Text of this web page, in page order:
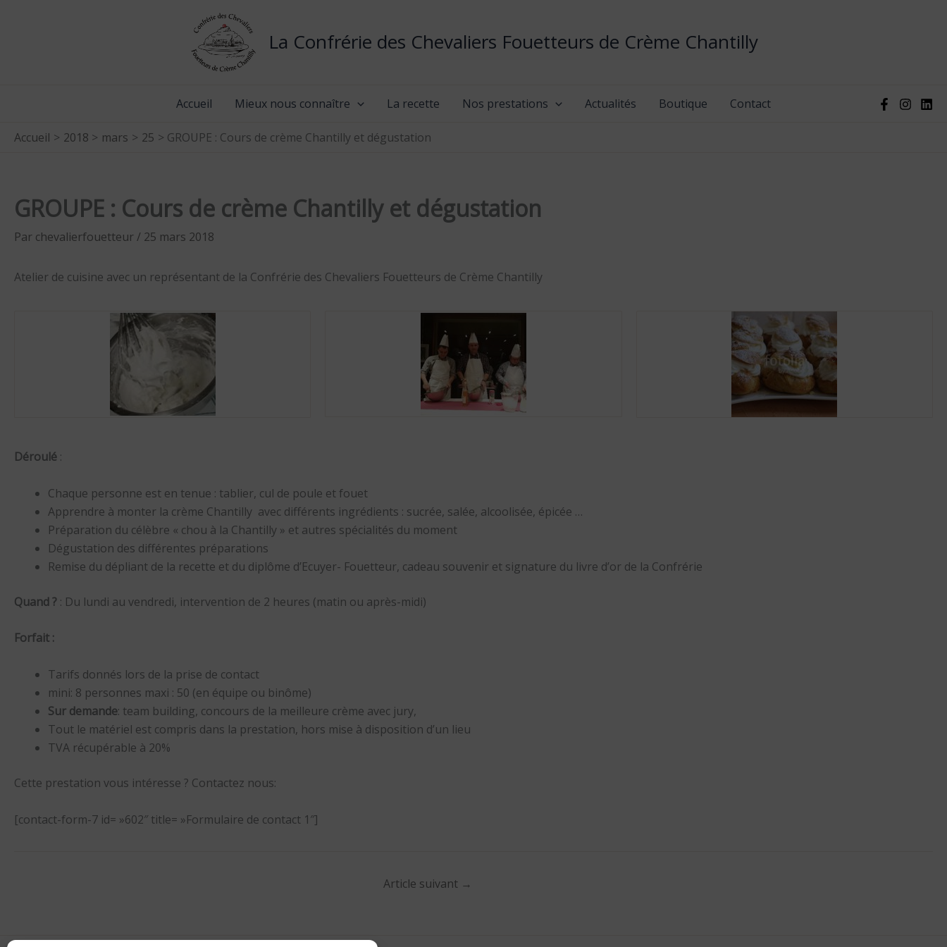
La Confrérie des Chevaliers Fouetteurs de Crème Chantilly
Accueil Mieux nous connaître La recette Nos prestations Actualités Boutique Contact
Accueil 2018 mars 25 GROUPE : Cours de crème Chantilly et dégustation
GROUPE : Cours de crème Chantilly et dégustation
Par chevalierfouetteur/ 25 mars 2018
Atelier de cuisine avec un représentant de la Confrérie des Chevaliers Fouetteurs de Crème Chantilly
Déroulé :
Chaque personne est en tenue : tablier, cul de poule et fouet
Apprendre à monter la crème Chantilly avec différents ingrédients : sucrée, salée, alcoolisée, épicée …
Préparation du célèbre « chou à la Chantilly » et autres spécialités du moment
Dégustation des différentes préparations
Remise du dépliant de la recette et du diplôme d’Ecuyer- Fouetteur, cadeau souvenir et signature du livre d’or de la Confrérie
Quand ? : Du lundi au vendredi, intervention de 2 heures (matin ou après-midi)
Forfait :
Tarifs donnés lors de la prise de contact
mini: 8 personnes maxi : 50 (en équipe ou binôme)
Sur demande: team building, concours de la meilleure crème avec jury,
Tout le matériel est compris dans la prestation, hors mise à disposition d’un lieu
TVA récupérable à 20%
Cette prestation vous intéresse ? Contactez nous:
[contact-form-7 id= »602″ title= »Formulaire de contact 1″]
Article suivant →